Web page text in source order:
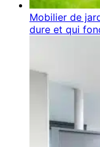
Mobilier de
dure et qui